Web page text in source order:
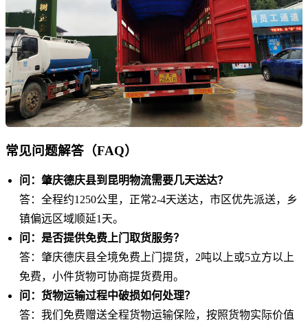
常见问题解答（FAQ）
问：肇庆德庆县到昆明物流需要几天送达？
答：全程约1250公里，正常2-4天送达，市区优先派送，乡
镇偏远区域顺延1天。
问：是否提供免费上门取货服务？
答：肇庆德庆县全境免费上门提货，2吨以上或5立方以上
免费，小件货物可协商提货费用。
问：货物运输过程中破损如何处理？
答：我们免费赠送全程货物运输保险，按照货物实际价值